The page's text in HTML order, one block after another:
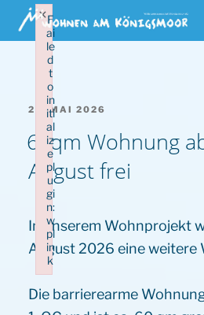
Zum
Inhalt
springen
VERÖFFENTLICHT
27. MAI 2026
60qm Wohnung
August frei
In unserem Wohnprojekt
August 2026 eine weitere
Die barrierearme
F
ai
le
d
t
o
in
iti
al
iz
e
pl
u
gi
n:
w
pl
in
k
×
Failed to initialize plugin: wplink